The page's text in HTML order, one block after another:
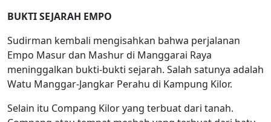
BUKTI SEJARAH EMPO
Sudirman kembali mengisahkan bahwa perjalanan
Empo Masur dan Mashur di Manggarai Raya
meninggalkan bukti-bukti sejarah. Salah satunya adalah
Watu Manggar-Jangkar Perahu di Kampung Kilor.
Selain itu Compang Kilor yang terbuat dari tanah.